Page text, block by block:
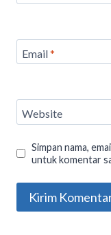
Email*
Website
Simpan nama,
untuk komentar